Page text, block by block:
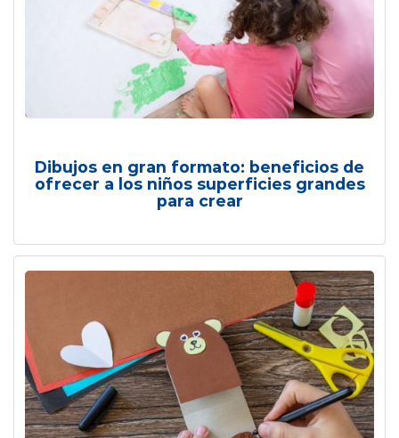
Dibujos en gran formato: beneficios de
ofrecer a los niños superficies grandes
para crear